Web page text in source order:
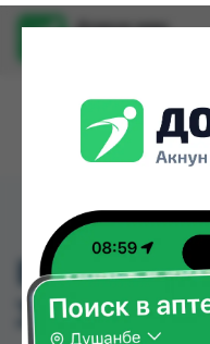
Доруи ман
30ГР .